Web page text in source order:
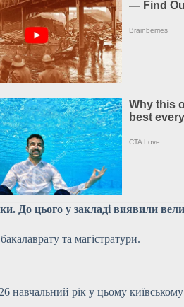
До цього у закладі виявили
та магістратури.
навчальний рік у цьому